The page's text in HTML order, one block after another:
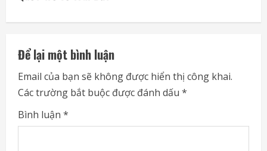
n
u
e
R
e
Để lại một bình luận
Email của bạn sẽ không được hiển thị công khai.
Các trường bắt buộc được đánh dấu *
Bình luận *